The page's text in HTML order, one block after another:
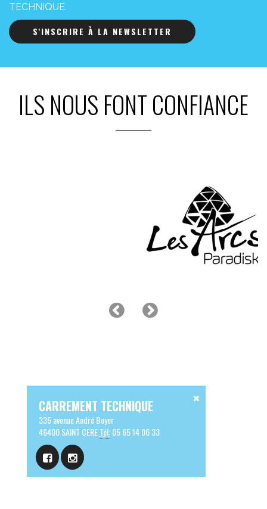
TECHNIQUE.
S'INSCRIRE À LA NEWSLETTER
ILS NOUS FONT CONFIANCE
CARREMENT TECHNIQUE
335 avenue André Boyer
46400 SAINT CERETél:05 65 14 06 33